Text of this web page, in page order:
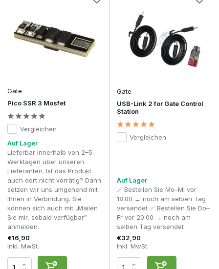
Benötige ich bei der Installation weitere elektronische
Komponenten?
In der Regel sind diese im Lieferumfang einer ETU enthalten.
Mit einem hochwertigen Mosfet-Upgradeoptimieren Sie die
Triggerreaktion, die elektronische Zuverlässigkeit und die
Gate
Pico SSR 3 Mosfet
Vergleichen
Auf Lager
Lieferbar innerhalb von 2–5
Werktagen über unseren
Lieferanten. Ist das Produkt
auch dort nicht vorrätig? Dann
setzen wir uns umgehend mit
Ihnen in Verbindung. Sie
können sich auch mit „Mailen
Sie mir, sobald verfügbar”
anmelden.
€16,90
Inkl. MwSt.
Gate
USB-Link 2 for Gate Control
Station
Vergleichen
Auf Lager
✅ Bestellen Sie Mo–Mi vor
18:00 → noch am selben Tag
versendet ✅ Bestellen Sie Do–
Fr vor 20:00 → noch am
selben Tag versendet
€32,90
Inkl. MwSt.